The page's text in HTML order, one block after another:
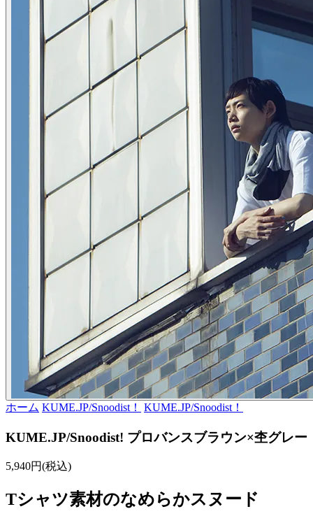
ホーム KUME.JP/Snoodist！ KUME.JP/Snoodist！
KUME.JP/Snoodist! プロバンスブラウン×杢グレー
5,940円(税込)
Tシャツ素材のなめらかスヌード